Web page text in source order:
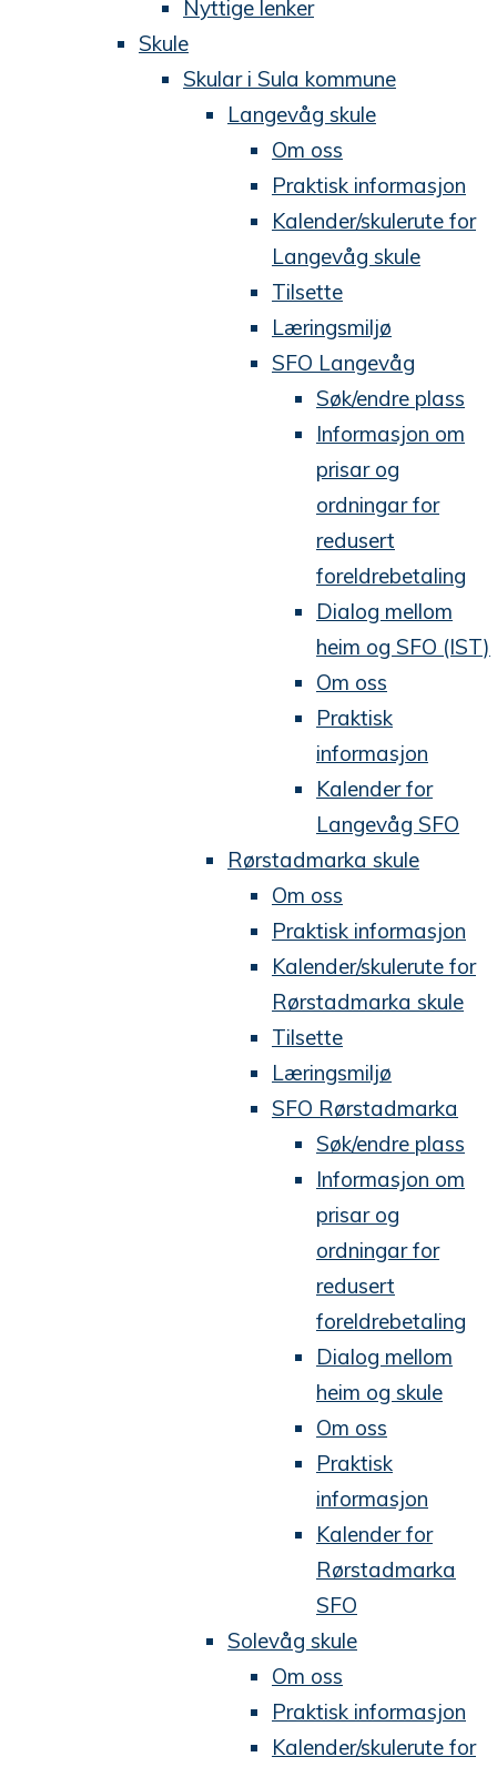
Nyttige lenker
Skule
Skular i Sula kommune
Langevåg skule
Om oss
Praktisk informasjon
Kalender/skulerute for
Langevåg skule
Tilsette
Læringsmiljø
SFO Langevåg
Søk/endre plass
Informasjon om
prisar og
ordningar for
redusert
foreldrebetaling
Dialog mellom
heim og SFO (IST)
Om oss
Praktisk
informasjon
Kalender for
Langevåg SFO
Rørstadmarka skule
Om oss
Praktisk informasjon
Kalender/skulerute for
Rørstadmarka skule
Tilsette
Læringsmiljø
SFO Rørstadmarka
Søk/endre plass
Informasjon om
prisar og
ordningar for
redusert
foreldrebetaling
Dialog mellom
heim og skule
Om oss
Praktisk
informasjon
Kalender for
Rørstadmarka
SFO
Solevåg skule
Om oss
Praktisk informasjon
Kalender/skulerute for